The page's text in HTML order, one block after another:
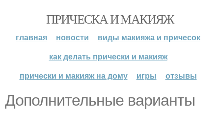
ПРИЧЕСКА И МАКИЯЖ
главная новости
виды макияжа и причесок
как делать прически и макияж
прически и макияж на дому
игры отзывы
Дополнительные варианты